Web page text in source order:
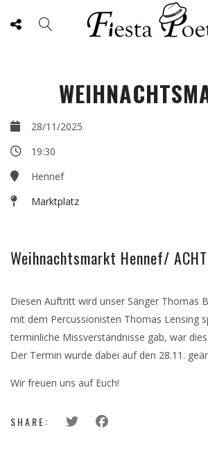
28/11/2025
19:30
Hennef
Marktplatz
Weihnachtsmarkt Hennef/
Diesen Auftritt wird unser Sänger Thomas
mit dem Percussionisten Thomas Lensing
terminliche Missverständnisse gab, war
Der Termin wurde dabei auf den 28.11.
Wir freuen uns auf Euch!
SHARE: